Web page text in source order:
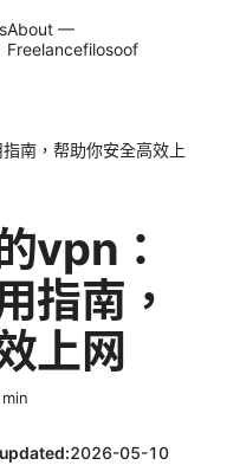
About —
Freelancefilosoof
南，帮助你安全高效上
vpn：
指南，
上网
min
2026-05-10